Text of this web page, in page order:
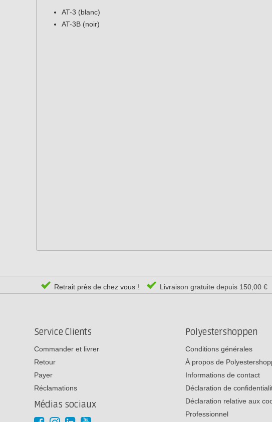
AT-3 (blanc)
AT-3B (noir)
Retrait près de chez vous ! Livraison gratuite depuis 150,00 €
Service Clients
Commander et livrer
Retour
Payer
Réclamations
Médias sociaux
Polyestershoppen
Conditions générales
À propos de
Informations de contact
Déclaration de
Déclaration relative aux
Professionnel